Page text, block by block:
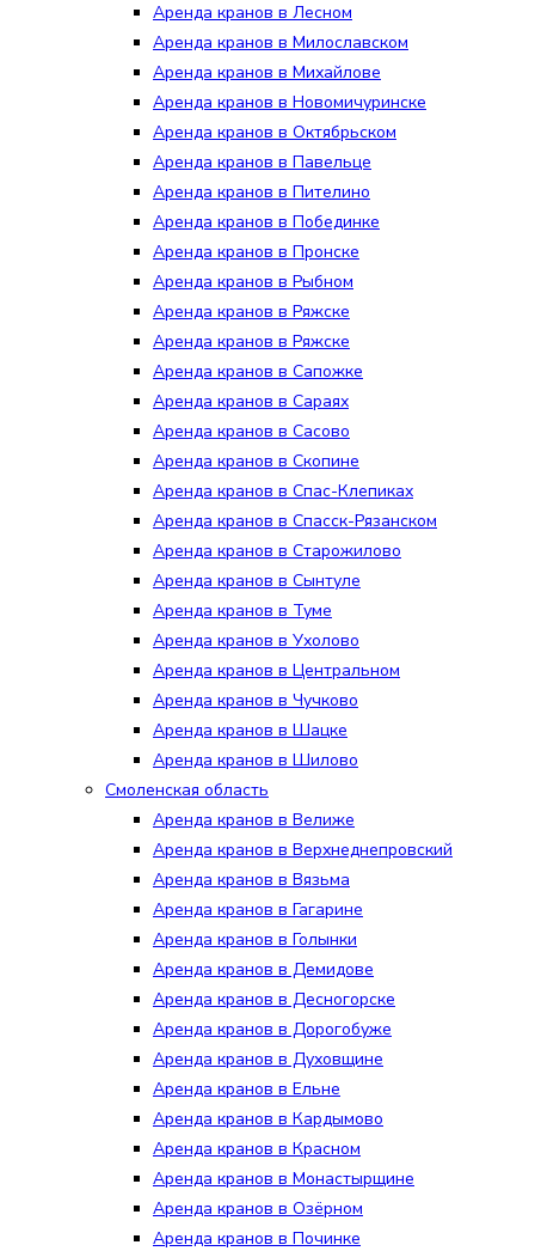
Аренда кранов в Лесном
Аренда кранов в Милославском
Аренда кранов в Михайлове
Аренда кранов в Новомичуринске
Аренда кранов в Октябрьском
Аренда кранов в Павельце
Аренда кранов в Пителино
Аренда кранов в Побединке
Аренда кранов в Пронске
Аренда кранов в Рыбном
Аренда кранов в Ряжске
Аренда кранов в Ряжске
Аренда кранов в Сапожке
Аренда кранов в Сараях
Аренда кранов в Сасово
Аренда кранов в Скопине
Аренда кранов в Спас-Клепиках
Аренда кранов в Спасск-Рязанском
Аренда кранов в Старожилово
Аренда кранов в Сынтуле
Аренда кранов в Туме
Аренда кранов в Ухолово
Аренда кранов в Центральном
Аренда кранов в Чучково
Аренда кранов в Шацке
Аренда кранов в Шилово
Смоленская область
Аренда кранов в Велиже
Аренда кранов в Верхнеднепровский
Аренда кранов в Вязьма
Аренда кранов в Гагарине
Аренда кранов в Голынки
Аренда кранов в Демидове
Аренда кранов в Десногорске
Аренда кранов в Дорогобуже
Аренда кранов в Духовщине
Аренда кранов в Ельне
Аренда кранов в Кардымово
Аренда кранов в Красном
Аренда кранов в Монастырщине
Аренда кранов в Озёрном
Аренда кранов в Починке